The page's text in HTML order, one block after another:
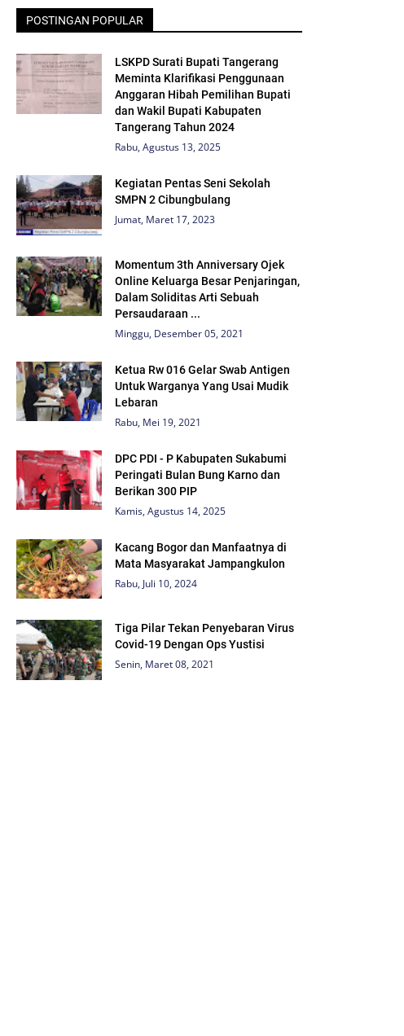
POSTINGAN POPULAR
LSKPD Surati Bupati Tangerang
Meminta Klarifikasi Penggunaan
Anggaran Hibah Pemilihan Bupati
dan Wakil Bupati Kabupaten
Tangerang Tahun 2024
Rabu, Agustus 13, 2025
Kegiatan Pentas Seni Sekolah
SMPN 2 Cibungbulang
Jumat, Maret 17, 2023
Momentum 3th Anniversary Ojek
Online Keluarga Besar Penjaringan,
Dalam Soliditas Arti Sebuah
Persaudaraan ...
Minggu, Desember 05, 2021
Ketua Rw 016 Gelar Swab Antigen
Untuk Warganya Yang Usai Mudik
Lebaran
Rabu, Mei 19, 2021
DPC PDI - P Kabupaten Sukabumi
Peringati Bulan Bung Karno dan
Berikan 300 PIP
Kamis, Agustus 14, 2025
Kacang Bogor dan Manfaatnya di
Mata Masyarakat Jampangkulon
Rabu, Juli 10, 2024
Tiga Pilar Tekan Penyebaran Virus
Covid-19 Dengan Ops Yustisi
Senin, Maret 08, 2021